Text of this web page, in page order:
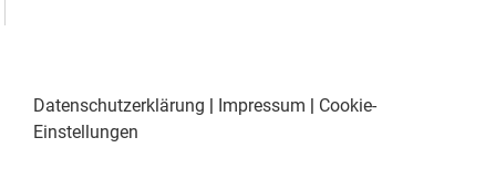
Datenschutzerklärung Impressum
Cookie-
Einstellungen